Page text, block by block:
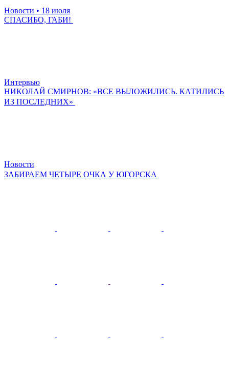
Новости • 18 июля
СПАСИБО, ГАБИ!
Интервью
НИКОЛАЙ СМИРНОВ: «ВСЕ ВЫЛОЖИЛИСЬ. КАТИЛИСЬ
ИЗ ПОСЛЕДНИХ»
Новости
ЗАБИРАЕМ ЧЕТЫРЕ ОЧКА У ЮГОРСКА